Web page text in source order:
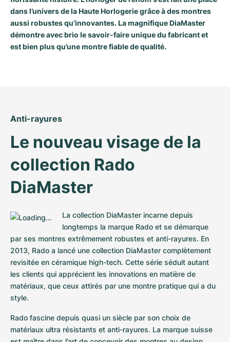
Milgauss
Oyster Perpetual
Sky-Dweller
Submariner
Montres pour femmes
Ronde
Rotonde
Baignoire
Ballon Blanc
Roadster
Montres pour femmes
Professional
Bentley
Super Avenger
Galactic
Montbrillant
Montres pour femmes
Formula 1
Grand Carrera
Portofino
Portugieser
GST
Vintage
Montres d'occasion
Spirit of Big Bang
King Power
dans l’univers de la Haute Horlogerie grâce à des montres
aussi robustes qu’innovantes. La magnifique DiaMaster
démontre avec brio le savoir-faire unique du fabricant et
est bien plus qu’une montre fiable de qualité.
Anti-rayures
Le nouveau visage de la
collection Rado
DiaMaster
La collection DiaMaster incarne depuis
longtemps la marque Rado et se démarque
par ses montres extrêmement robustes et anti-rayures. En
2013, Rado a lancé une collection DiaMaster complètement
revisitée en céramique high-tech. Cette série séduit autant
les clients qui apprécient les innovations en matière de
matériaux, que ceux attirés par une montre pratique qui a du
style.
Rado fascine depuis quasi un siècle par son choix de
matériaux ultra résistants et anti-rayures. La marque suisse